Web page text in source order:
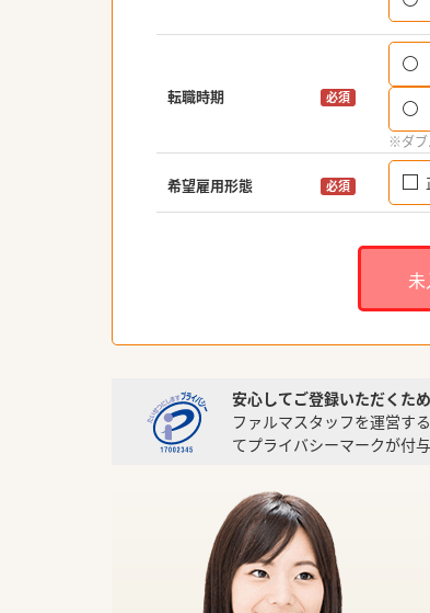
転職時期 必須
※ダブ
希望雇用形態 必須
安心してご登録いただくた
ファルマスタッフを運営す
てプライバシーマークが付